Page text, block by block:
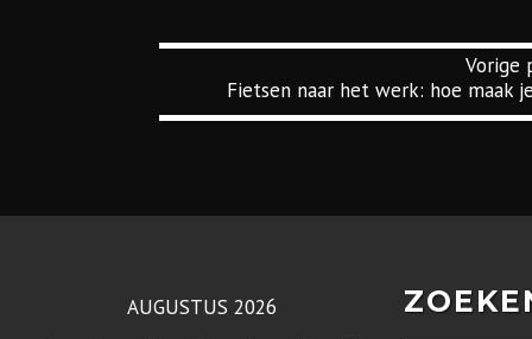
Vorige
Fietsen naar het werk: hoe maak
AUGUSTUS 2026